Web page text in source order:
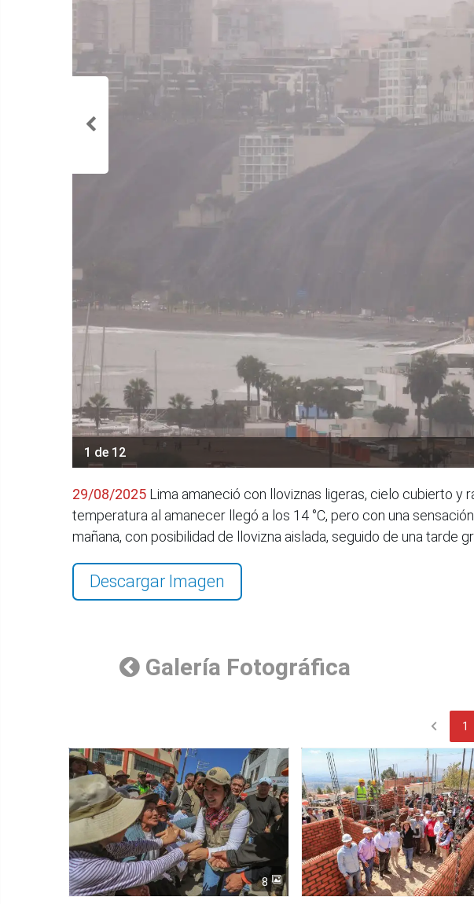
1 de 12
29/08/2025 Lima amaneció con lloviznas ligeras, cielo cubierto y
temperatura al amanecer llegó a los 14 °C, pero con una
mañana, con posibilidad de llovizna aislada, seguido de una tarde
Descargar Imagen
Galería Fotográfica
chevron_left 1
8